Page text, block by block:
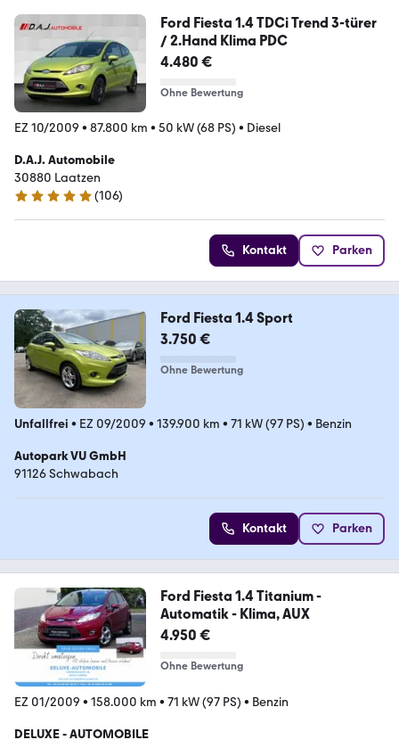
Ford Fiesta 1.4 TDCi Trend 3-türer
/ 2.Hand Klima PDC
4.480 €
Ohne Bewertung
EZ 10/2009 • 87.800 km • 50 kW (68 PS) • Diesel
D.A.J. Automobile
30880 Laatzen
4.9 Sterne
(106)
Kontakt Parken
Ford Fiesta 1.4 Sport
3.750 €
Ohne Bewertung
Unfallfrei • EZ 09/2009 • 139.900 km • 71 kW (97 PS) • Benzin
Autopark VU GmbH
91126 Schwabach
Kontakt Parken
Ford Fiesta 1.4 Titanium -
Automatik - Klima, AUX
4.950 €
Ohne Bewertung
EZ 01/2009 • 158.000 km • 71 kW (97 PS) • Benzin
DELUXE - AUTOMOBILE